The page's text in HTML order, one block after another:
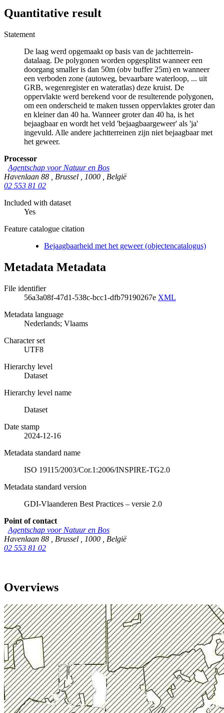
Quantitative result
Statement
De laag werd opgemaakt op basis van de jachtterrein-
datalaag. De polygonen worden opgesplitst wanneer een
doorgang smaller is dan 50m (obv buffer 25m) en wanneer
een verboden zone (autoweg, bevaarbare waterloop, ... uit
GRB, wegenregister en wateratlas) deze kruist. De
oppervlakte werd berekend voor de resulterende polygonen,
om een onderscheid te maken tussen oppervlaktes groter dan
en kleiner dan 40 ha. Wanneer groter dan 40 ha, is het
bejaagbaar en wordt het veld 'bejaagbaargeweer' als 'ja'
ingevuld. Alle andere jachtterreinen zijn niet bejaagbaar met
het geweer.
Processor
Agentschap voor Natuur en Bos
Havenlaan 88
Brussel 1000
België
02 553 81 02
Included with dataset
Yes
Feature catalogue citation
Bejaagbaarheid met het geweer (objectencatalogus)
Metadata Metadata
File identifier
56a3a08f-47d1-538c-bcc1-dfb79190267e XML
Metadata language
Nederlands; Vlaams
Character set
UTF8
Hierarchy level
Dataset
Hierarchy level name
Dataset
Date stamp
2024-12-16
Metadata standard name
ISO 19115/2003/Cor.1:2006/INSPIRE-TG2.0
Metadata standard version
GDI-Vlaanderen Best Practices – versie 2.0
Point of contact
Agentschap voor Natuur en Bos
Havenlaan 88
Brussel 1000
België
02 553 81 02
Overviews